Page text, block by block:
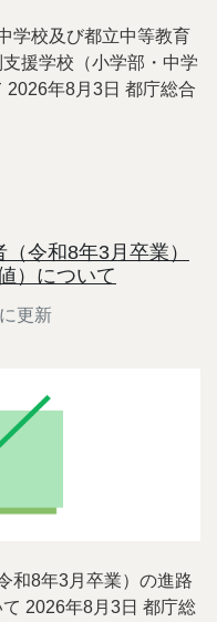
学校及び都立中等教育
援学校（小学部・中学
2026年8月3日 都庁総合
令和8年3月卒業）
）について
更新
和8年3月卒業）の進路
2026年8月3日 都庁総